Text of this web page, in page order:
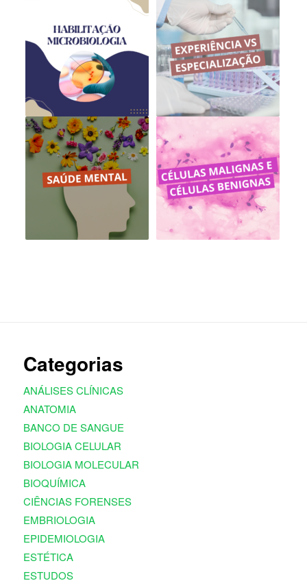
Categorias
ANÁLISES CLÍNICAS
ANATOMIA
BANCO DE SANGUE
BIOLOGIA CELULAR
BIOLOGIA MOLECULAR
BIOQUÍMICA
CIÊNCIAS FORENSES
EMBRIOLOGIA
EPIDEMIOLOGIA
ESTÉTICA
ESTUDOS